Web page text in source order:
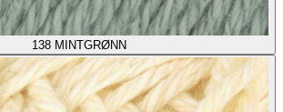
138 MINTGRØNN